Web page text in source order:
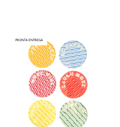
PRONTA ENTREGA